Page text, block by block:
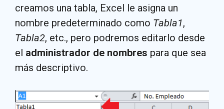
creamos una tabla, Excel le asigna un
nombre predeterminado como Tabla1,
Tabla2, etc., pero podremos editarlo desde
el administrador de nombres para que sea
más descriptivo.